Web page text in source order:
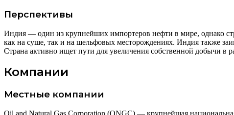
Перспективы
Индия — один из крупнейших импортеров нефти в мире, однако
как на суше, так и на шельфовых месторождениях. Индия также
Страна активно ищет пути для увеличения собственной добычи в
Компании
Местные компании
Oil and Natural Gas Corporation (ONGC) — крупнейшая